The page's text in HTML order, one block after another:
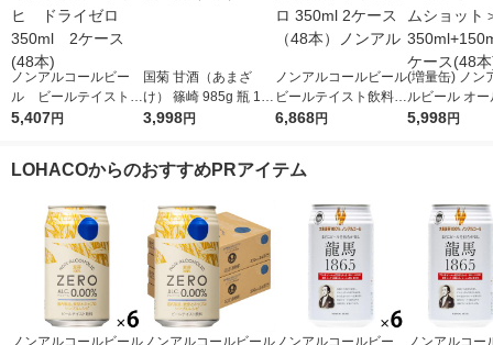
ノンアルコールビー
ル ビールテイスト飲
料 アサヒ ドライゼ
5,407円
国菊 甘酒（あまざ
け） 篠崎 985g 瓶 1箱
（6本）
3,998円
ノンアルコールビール
ビールテイスト飲料
アサヒゼロ 350ml 2ケ
6,868円
(増量缶) ノン
ルビール オ
ー＜ライムシ
5,998円
LOHACOからのおすすめPRアイテム